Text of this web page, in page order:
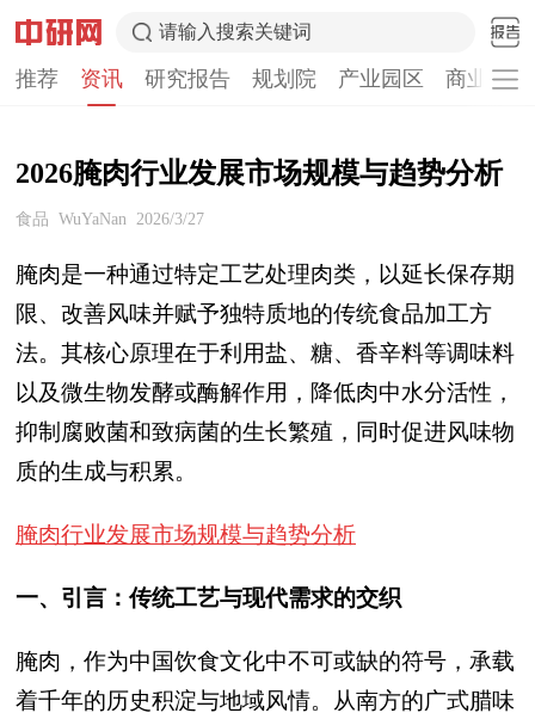
请输入搜索关键词
推荐 资讯 研究报告 规划院 产业园区 商业计
2026腌肉行业发展市场规模与趋势分析
食品 WuYaNan 2026/3/27
腌肉是一种通过特定工艺处理肉类，以延长保存期
限、改善风味并赋予独特质地的传统食品加工方
法。其核心原理在于利用盐、糖、香辛料等调味料
以及微生物发酵或酶解作用，降低肉中水分活性，
抑制腐败菌和致病菌的生长繁殖，同时促进风味物
质的生成与积累。
腌肉行业发展市场规模与趋势分析
一、引言：传统工艺与现代需求的交织
腌肉，作为中国饮食文化中不可或缺的符号，承载
着千年的历史积淀与地域风情。从南方的广式腊味